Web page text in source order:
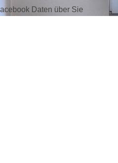
Daten über Sie